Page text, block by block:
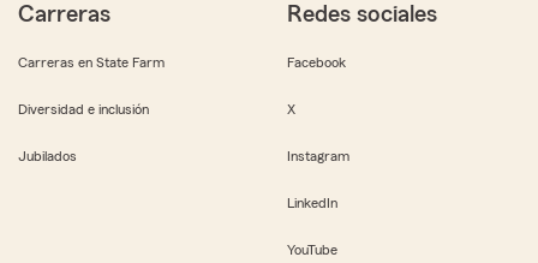
Carreras
Carreras en State Farm
Diversidad e inclusión
Jubilados
Redes sociales
Facebook
X
Instagram
LinkedIn
YouTube